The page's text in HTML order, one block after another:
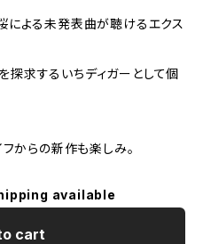
よる未発表曲が聴けるエクス
探求するいちディガーとして個
からの新作も楽しみ。
available
cart